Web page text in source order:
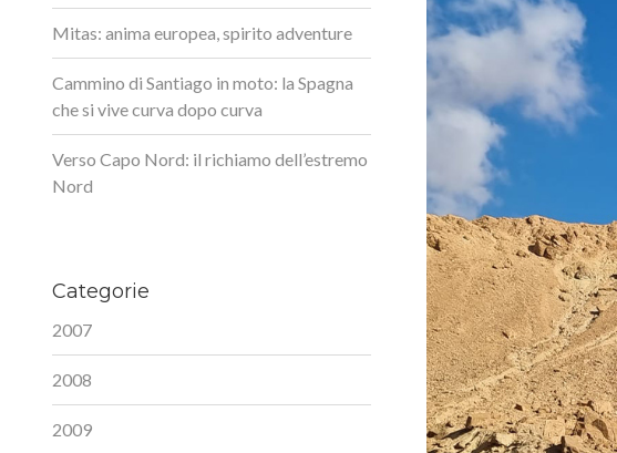
Mitas: anima europea, spirito adventure
Cammino di Santiago in moto: la Spagna
che si vive curva dopo curva
Verso Capo Nord: il richiamo dell’estremo
Nord
Categorie
2007
2008
2009